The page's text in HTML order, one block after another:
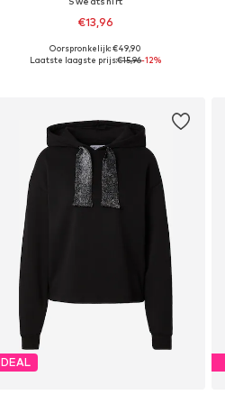
€13,96
Beschikbare maten: M, L
Oorspronkelijk: €49,90
Laatste laagste prijs:€15,96-12%
DEAL